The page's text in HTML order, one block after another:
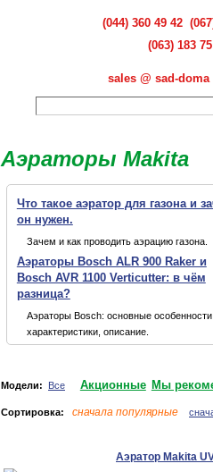
(044) 360 49 42
(063) 183
sales @ sad-
Аэраторы Makita
Что такое аэратор для газона и
он нужен.
Зачем и как проводить аэрацию газона.
Аэраторы Bosch ALR 900 Raker и
Bosch AVR 1100 Verticutter: в чём
разница?
Аэраторы Bosch: основные
характеристики, описание.
Модели: Все Акционные Мы
Сортировка: сначала популярные
Аэратор Makita